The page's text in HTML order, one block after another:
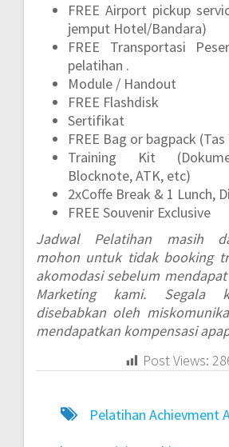
FREE Airport pickup
jemput Hotel/Bandara)
FREE Transportasi
pelatihan .
Module / Handout
FREE Flashdisk
Sertifikat
FREE Bag or bagpack
Training Kit
Blocknote, ATK, etc)
2xCoffe Break & 1 Lunch,
FREE Souvenir Exclusive
Jadwal Pelatihan masih
mohon untuk tidak booking
akomodasi sebelum
Marketing kami. Segala
disebabkan oleh
mendapatkan kompensasi
Post Views:
Pelatihan Achievment